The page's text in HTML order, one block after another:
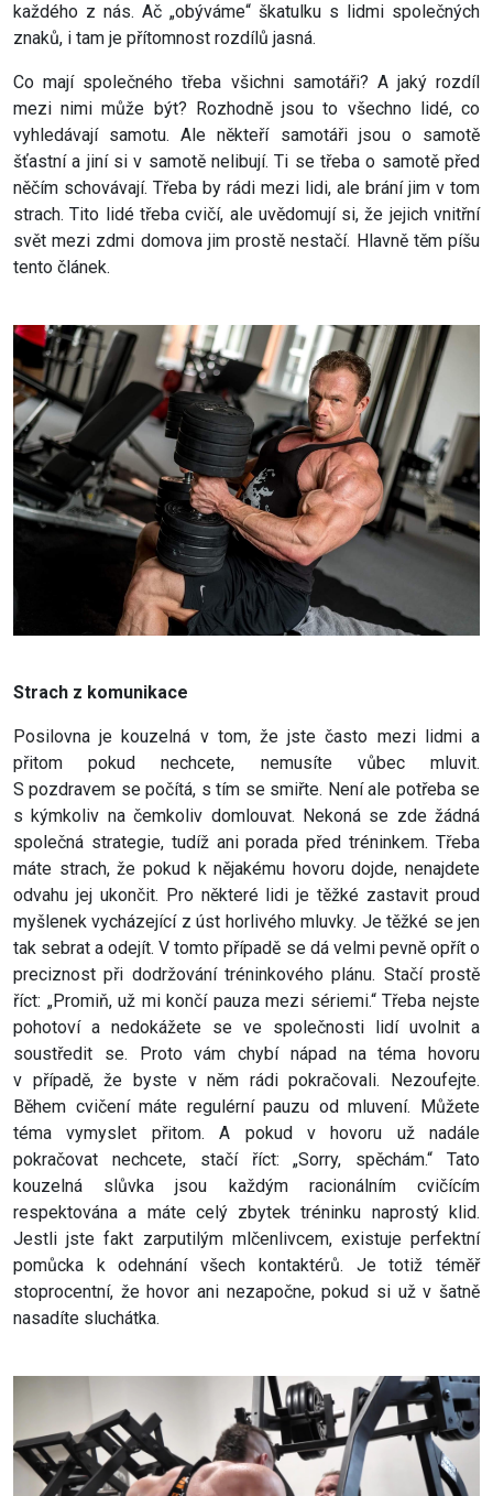
každého z nás. Ač „obýváme“ škatulku s lidmi společných
znaků, i tam je přítomnost rozdílů jasná.
Co mají společného třeba všichni samotáři? A jaký rozdíl
mezi nimi může být? Rozhodně jsou to všechno lidé, co
vyhledávají samotu. Ale někteří samotáři jsou o samotě
šťastní a jiní si v samotě nelibují. Ti se třeba o samotě před
něčím schovávají. Třeba by rádi mezi lidi, ale brání jim v tom
strach. Tito lidé třeba cvičí, ale uvědomují si, že jejich vnitřní
svět mezi zdmi domova jim prostě nestačí. Hlavně těm píšu
tento článek.
Strach z komunikace
Posilovna je kouzelná v tom, že jste často mezi lidmi a
přitom pokud nechcete, nemusíte vůbec mluvit.
S pozdravem se počítá, s tím se smiřte. Není ale potřeba se
s kýmkoliv na čemkoliv domlouvat. Nekoná se zde žádná
společná strategie, tudíž ani porada před tréninkem. Třeba
máte strach, že pokud k nějakému hovoru dojde, nenajdete
odvahu jej ukončit. Pro některé lidi je těžké zastavit proud
myšlenek vycházející z úst horlivého mluvky. Je těžké se jen
tak sebrat a odejít. V tomto případě se dá velmi pevně opřít o
preciznost při dodržování tréninkového plánu. Stačí prostě
říct: „Promiň, už mi končí pauza mezi sériemi.“ Třeba nejste
pohotoví a nedokážete se ve společnosti lidí uvolnit a
soustředit se. Proto vám chybí nápad na téma hovoru
v případě, že byste v něm rádi pokračovali. Nezoufejte.
Během cvičení máte regulérní pauzu od mluvení. Můžete
téma vymyslet přitom. A pokud v hovoru už nadále
pokračovat nechcete, stačí říct: „Sorry, spěchám.“ Tato
kouzelná slůvka jsou každým racionálním cvičícím
respektována a máte celý zbytek tréninku naprostý klid.
Jestli jste fakt zarputilým mlčenlivcem, existuje perfektní
pomůcka k odehnání všech kontaktérů. Je totiž téměř
stoprocentní, že hovor ani nezapočne, pokud si už v šatně
nasadíte sluchátka.